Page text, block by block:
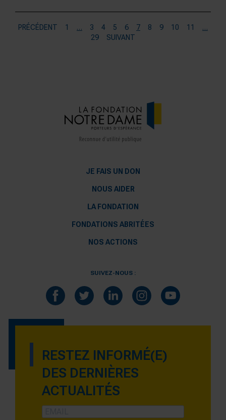
PRÉCÉDENT 1 … 3 4 5 6 7 8 9 10 11
…
29
SUIVANT
JE FAIS UN DON
NOUS AIDER
LA FONDATION
FONDATIONS ABRITÉES
NOS ACTIONS
SUIVEZ-NOUS :
RESTEZ INFORMÉ(E)
DES DERNIÈRES
ACTUALITÉS